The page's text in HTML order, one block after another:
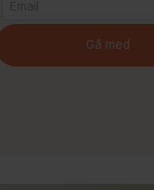
Gå med